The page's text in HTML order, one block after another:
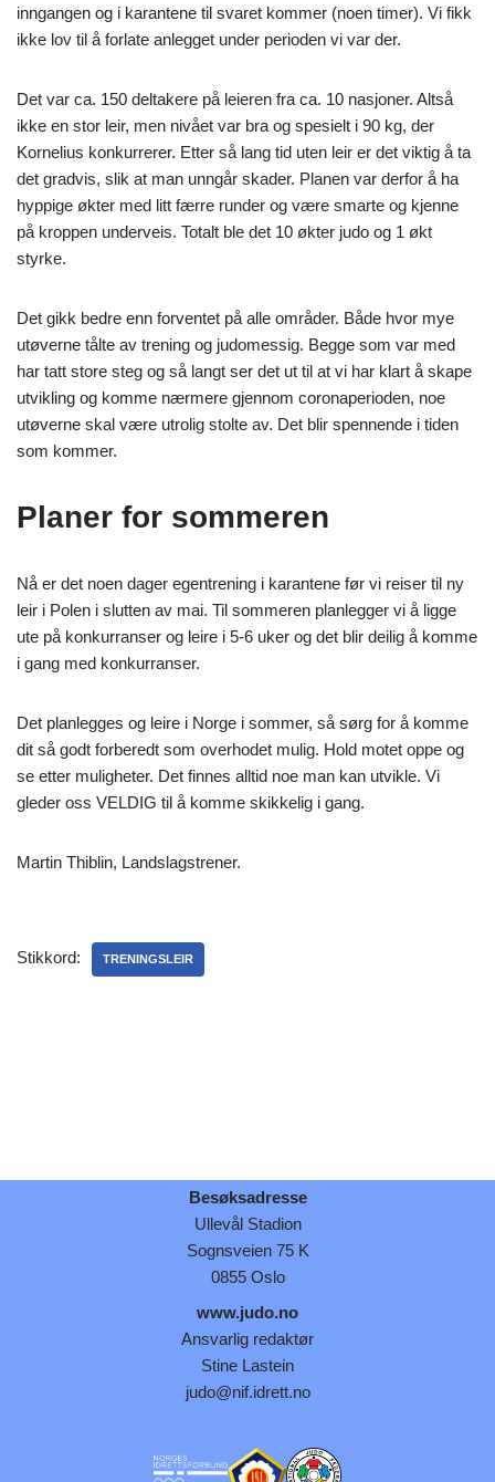
inngangen og i karantene til svaret kommer (noen timer). Vi fikk
ikke lov til å forlate anlegget under perioden vi var der.
Det var ca. 150 deltakere på leieren fra ca. 10 nasjoner. Altså
ikke en stor leir, men nivået var bra og spesielt i 90 kg, der
Kornelius konkurrerer. Etter så lang tid uten leir er det viktig å ta
det gradvis, slik at man unngår skader. Planen var derfor å ha
hyppige økter med litt færre runder og være smarte og kjenne
på kroppen underveis. Totalt ble det 10 økter judo og 1 økt
styrke.
Det gikk bedre enn forventet på alle områder. Både hvor mye
utøverne tålte av trening og judomessig. Begge som var med
har tatt store steg og så langt ser det ut til at vi har klart å skape
utvikling og komme nærmere gjennom coronaperioden, noe
utøverne skal være utrolig stolte av. Det blir spennende i tiden
som kommer.
Planer for sommeren
Nå er det noen dager egentrening i karantene før vi reiser til ny
leir i Polen i slutten av mai. Til sommeren planlegger vi å ligge
ute på konkurranser og leire i 5-6 uker og det blir deilig å komme
i gang med konkurranser.
Det planlegges og leire i Norge i sommer, så sørg for å komme
dit så godt forberedt som overhodet mulig. Hold motet oppe og
se etter muligheter. Det finnes alltid noe man kan utvikle. Vi
gleder oss VELDIG til å komme skikkelig i gang.
Martin Thiblin, Landslagstrener.
Stikkord: TRENINGSLEIR
Besøksadresse
Ullevål Stadion
Sognsveien 75 K
0855 Oslo
www.judo.no
Ansvarlig redaktør
Stine Lastein
judo@nif.idrett.no